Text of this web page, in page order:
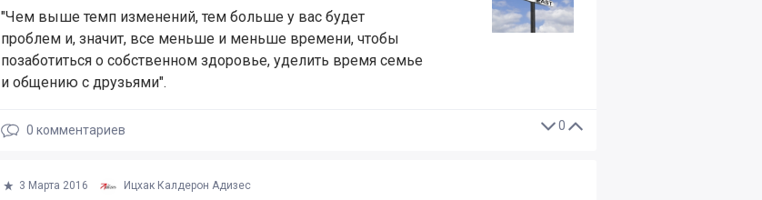
"Чем выше темп изменений, тем больше у вас будет
проблем и, значит, все меньше и меньше времени, чтобы
позаботиться о собственном здоровье, уделить время семье
и общению с друзьями".
0
0 комментариев
3 Марта 2016 Ицхак Калдерон Адизес